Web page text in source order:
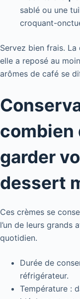
sablé ou une
croquant-
Servez bien frais.
elle a reposé au
arômes de café se
combien
garder
dessert
Ces crèmes se
l’un de leurs grands
quotidien.
Durée de
réfrigérateur.
Température :